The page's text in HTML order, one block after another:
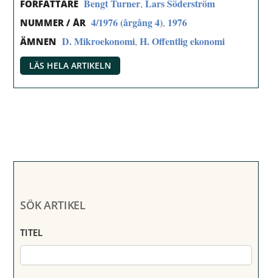
FÖRFATTARE Bengt Turner,Lars Söderström
NUMMER / ÅR 4/1976 (årgång 4), 1976
ÄMNEN D. Mikroekonomi,H. Offentlig ekonomi
LÄS HELA ARTIKELN
SÖK ARTIKEL
TITEL